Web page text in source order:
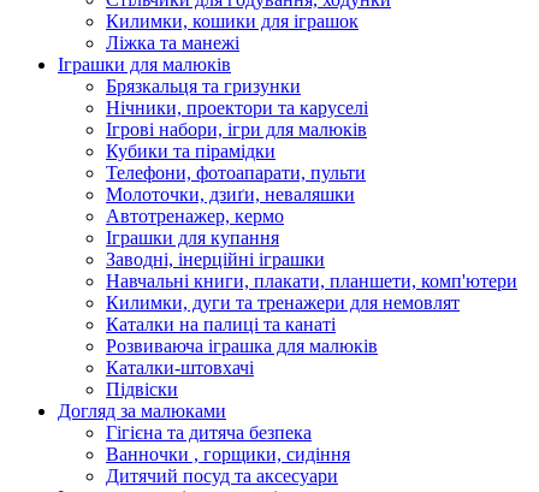
Килимки, кошики для іграшок
Ліжка та манежі
Іграшки для малюків
Брязкальця та гризунки
Нічники, проектори та каруселі
Ігрові набори, ігри для малюків
Кубики та пірамідки
Телефони, фотоапарати, пульти
Молоточки, дзиґи, неваляшки
Автотренажер, кермо
Іграшки для купання
Заводні, інерційні іграшки
Навчальні книги, плакати, планшети, комп'ютери
Килимки, дуги та тренажери для немовлят
Каталки на палиці та канаті
Розвиваюча іграшка для малюків
Каталки-штовхачі
Підвіски
Догляд за малюками
Гігієна та дитяча безпека
Ванночки , горщики, сидіння
Дитячий посуд та аксесуари